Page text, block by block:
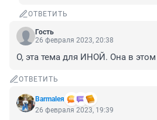
ОТВЕТИТЬ
Гость
26 февраля 2023, 20:38
О, эта тема для ИНОЙ. Она в
ОТВЕТИТЬ
Barmaleя
26 февраля 2023, 19:39